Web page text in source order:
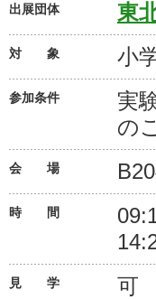
出展団体 東
対 象 小
参加条件
実
の
会 場
時 間
見 学 可